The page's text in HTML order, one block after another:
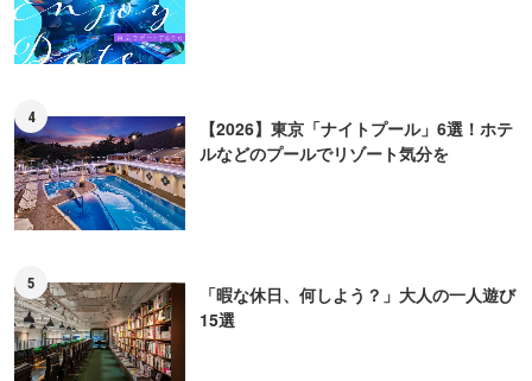
4
【2026】東京「ナイトプール」6選！ホテ
ルなどのプールでリゾート気分を
5
「暇な休日、何しよう？」大人の一人遊び
15選